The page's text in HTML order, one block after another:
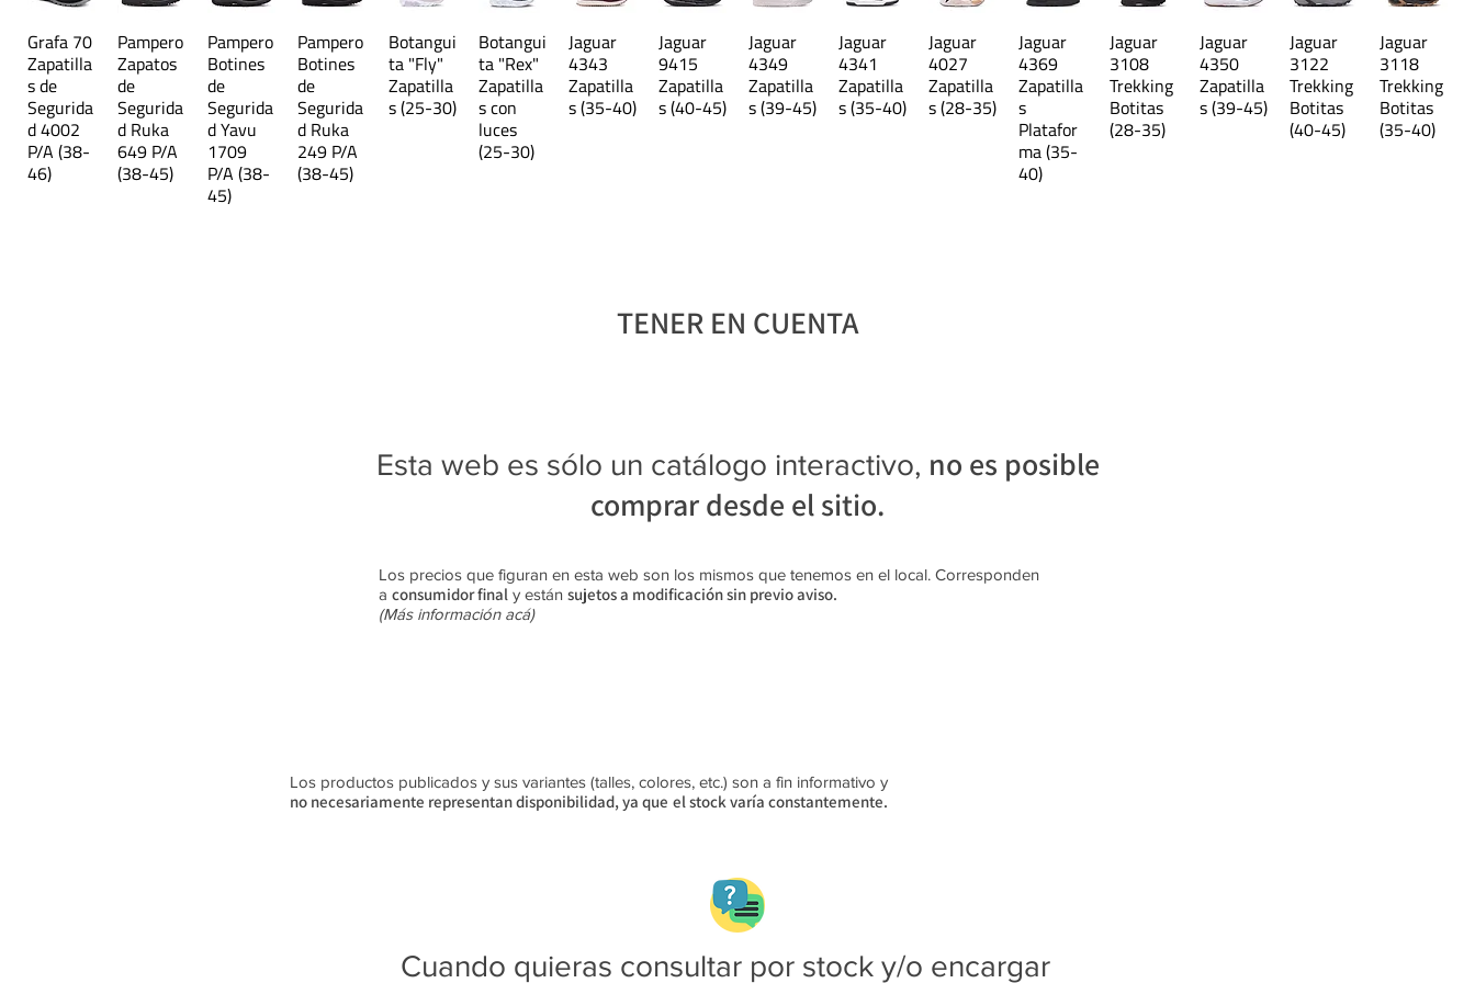
Grafa 70
Zapatilla
s de
Segurida
d 4002
P/A (38-
46)
Pampero
Zapatos
de
Segurida
d Ruka
649 P/A
(38-45)
Pampero
Botines
de
Segurida
d Yavu
1709
P/A (38-
45)
Pampero
Botines
de
Segurida
d Ruka
249 P/A
(38-45)
Botangui
ta "Fly"
Zapatilla
s (25-30)
Botangui
ta "Rex"
Zapatilla
s con
luces
(25-30)
Jaguar
4343
Zapatilla
s (35-40)
Jaguar
9415
Zapatilla
s (40-45)
Jaguar
4349
Zapatilla
s (39-45)
Jaguar
4341
Zapatilla
s (35-40)
Jaguar
4027
Zapatilla
s (28-35)
Jaguar
4369
Zapatilla
s
Platafor
ma (35-
40)
Jaguar
3108
Trekking
Botitas
(28-35)
Jaguar
4350
Zapatilla
s (39-45)
Jaguar
3122
Trekking
Botitas
(40-45)
Jaguar
3118
Trekking
Botitas
(35-40)
TENER EN CUENTA
Cuando quieras consultar por stock y/o encargar
Esta web es sólo un catálogo interactivo, no es posible
comprar desde el sitio.
Los precios que figuran en esta web son los mismos que tenemos en el local. Corresponden
a consumidor final y están sujetos a modificación sin previo aviso​.
(Más información acá)
Los productos publicados y sus variantes (talles, colores, etc.) son a fin informativo y
no necesariamente representan disponibilidad, ya que el stock varía constantemente.